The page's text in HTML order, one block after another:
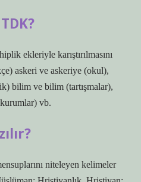
ekleriyle karıştırılmasını
askeri ve askeriye (okul),
bilim ve bilim (tartışmalar),
vb.
niteleyen kelimeler